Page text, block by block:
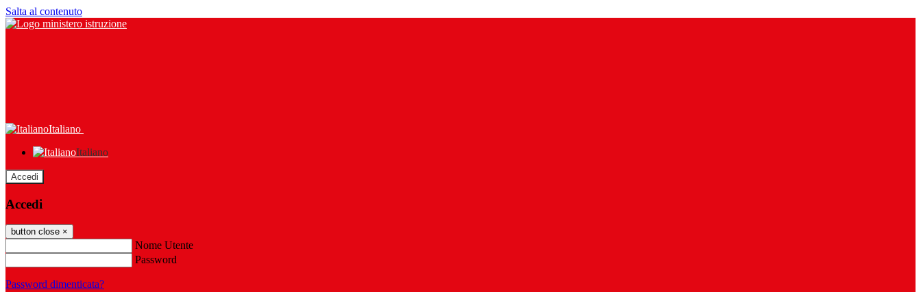
Salta al contenuto
Italiano
Italiano
Accedi
Accedi
button close ×
Nome Utente
Password
Password dimenticata?